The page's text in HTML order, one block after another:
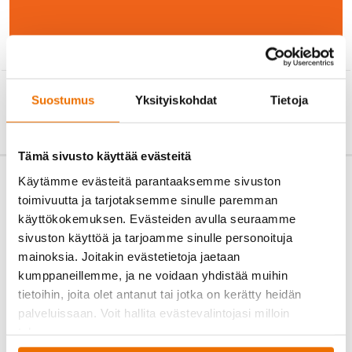
Suostumus Yksityiskohdat Tietoja
Tämä sivusto käyttää evästeitä
Käytämme evästeitä parantaaksemme sivuston
toimivuutta ja tarjotaksemme sinulle paremman
käyttökokemuksen. Evästeiden avulla seuraamme
sivuston käyttöä ja tarjoamme sinulle personoituja
mainoksia. Joitakin evästetietoja jaetaan
kumppaneillemme, ja ne voidaan yhdistää muihin
tietoihin, joita olet antanut tai jotka on kerätty heidän
palveluissaan. Voit hallita evästevalintojasi milloin
←TAKAISIN